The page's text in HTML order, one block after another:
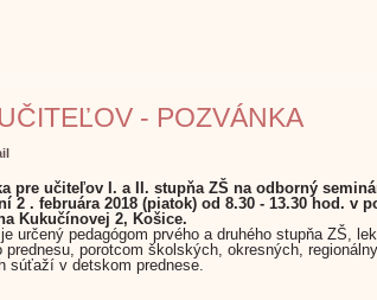
- POZVÁNKA
pre učiteľov I. a II. stupňa ZŠ na odborný
2 . februára 2018 (piatok) od 8.30 - 13.30 hod. v
Kukučínovej 2, Košice.
určený pedagógom prvého a druhého stupňa ZŠ,
prednesu, porotcom školských, okresných,
súťaží v detskom prednese.